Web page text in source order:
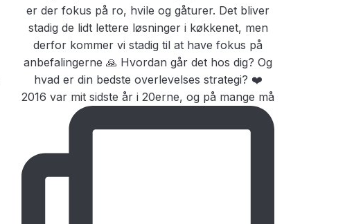
2016 var mit sidste år i 20erne, og på mange må